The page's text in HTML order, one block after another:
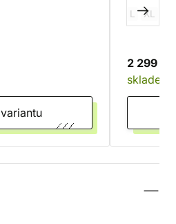
Vyber variantu
L XL
2 299 Kč
skladem